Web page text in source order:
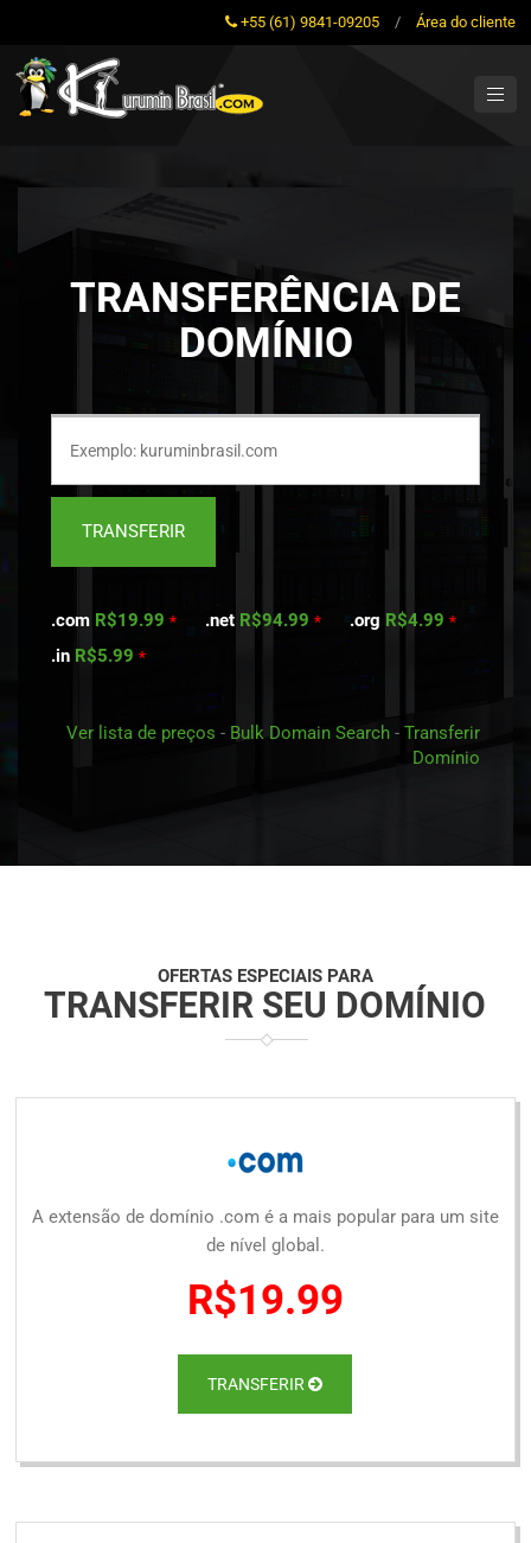
+55 (61) 9841-09205 / Área do cliente
TRANSFERÊNCIA DE
DOMÍNIO
.com R$19.99 * .net R$94.99 * .org R$4.99 *
.in R$5.99 *
Ver lista de preços - Bulk Domain Search - Transferir
Domínio
OFERTAS ESPECIAIS PARA
TRANSFERIR SEU DOMÍNIO
A extensão de domínio .com é a mais popular para um site
de nível global.
R$19.99
TRANSFERIR